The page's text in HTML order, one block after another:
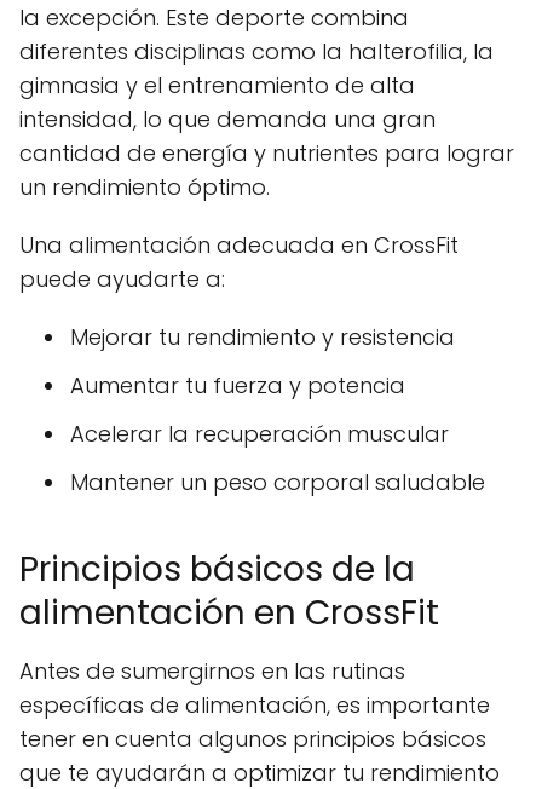
la excepción. Este deporte combina
diferentes disciplinas como la halterofilia, la
gimnasia y el entrenamiento de alta
intensidad, lo que demanda una gran
cantidad de energía y nutrientes para lograr
un rendimiento óptimo.
Una alimentación adecuada en CrossFit
puede ayudarte a:
Mejorar tu rendimiento y resistencia
Aumentar tu fuerza y potencia
Acelerar la recuperación muscular
Mantener un peso corporal saludable
Principios básicos de la
alimentación en CrossFit
Antes de sumergirnos en las rutinas
específicas de alimentación, es importante
tener en cuenta algunos principios básicos
que te ayudarán a optimizar tu rendimiento